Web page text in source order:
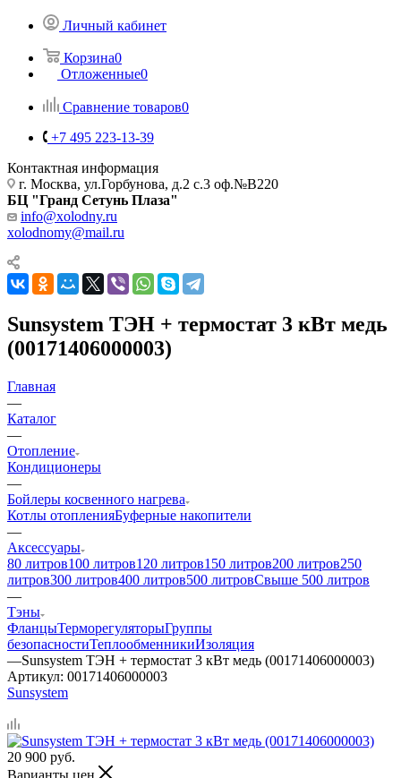
Личный кабинет
Корзина0
Отложенные0
Сравнение товаров0
+7 495 223-13-39
Контактная информация
г. Москва, ул.Горбунова, д.2 с.3 оф.№В220
БЦ "Гранд Сетунь Плаза"
info@xolodny.ru
xolodnomy@mail.ru
Sunsystem ТЭН + термостат 3 кВт медь
(00171406000003)
Главная
—
Каталог
—
Отопление
Кондиционеры
—
Бойлеры косвенного нагрева
Котлы отопленияБуферные накопители
—
Аксессуары
80 литров100 литров120 литров150 литров200 литров250
литров300 литров400 литров500 литровСвыше 500 литров
—
Тэны
ФланцыТерморегуляторыГруппы
безопасностиТеплообменникиИзоляция
—Sunsystem ТЭН + термостат 3 кВт медь (00171406000003)
Артикул: 00171406000003
Sunsystem
20 900 руб.
Варианты цен